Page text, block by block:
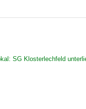
SG Klosterlechfeld